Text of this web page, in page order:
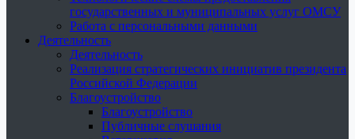
государственных и муниципальных услуг ОМСУ
Работа с персональными данными
Деятельность
Деятельность
Реализация стратегических инициатив президента
Российской Федерации
Благоустройство
Благоустройство
Публичные слушания